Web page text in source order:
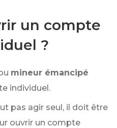
un compte
?
mineur émancipé
individuel.
pas agir seul, il doit être
ouvrir un compte